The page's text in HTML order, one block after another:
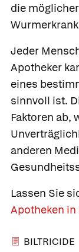
die
Jeder
Apotheker
eines
sinnvoll ist.
Faktoren ab,
anderen
Lassen Sie
Apotheken in
BILTRICIDE